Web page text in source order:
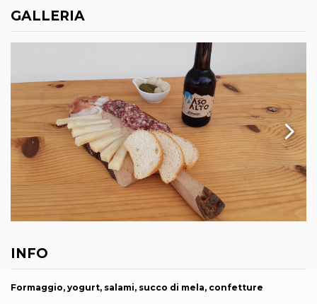
GALLERIA
INFO
Formaggio, yogurt, salami, succo di mela, confetture